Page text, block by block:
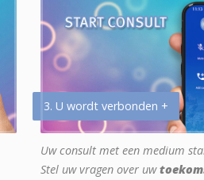
3. U wordt verbonden +
Uw consult met een medium
Stel uw vragen over uw